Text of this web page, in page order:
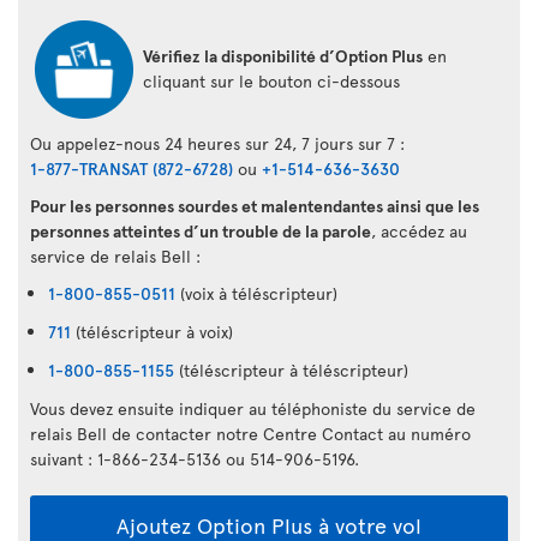
Vérifiez la disponibilité d’Option Plus en
cliquant sur le bouton ci-dessous
Ou appelez-nous 24 heures sur 24, 7 jours sur 7 :
1-877-TRANSAT (872-6728) ou +1-514-636-3630
Pour les personnes sourdes et malentendantes ainsi que les
personnes atteintes d’un trouble de la parole, accédez au
service de relais Bell :
1-800-855-0511 (voix à téléscripteur)
711 (téléscripteur à voix)
1-800-855-1155 (téléscripteur à téléscripteur)
Vous devez ensuite indiquer au téléphoniste du service de
relais Bell de contacter notre Centre Contact au numéro
suivant : 1-866-234-5136 ou 514-906-5196.
Ajoutez Option Plus à votre vol